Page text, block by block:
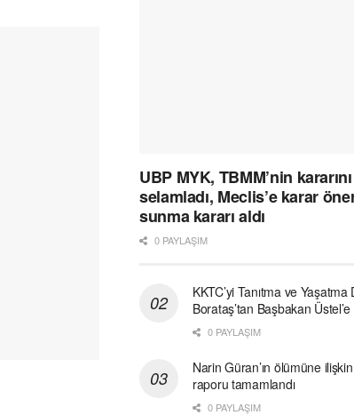
UBP MYK, TBMM’nin kararını
selamladı, Meclis’e karar
sunma kararı aldı
0 PAYLAŞIM
KKTC’yi Tanıtma ve
Borataş’tan Başbakan
0 PAYLAŞIM
Narin Güran’ın ölümüne
raporu tamamlandı
0 PAYLAŞIM